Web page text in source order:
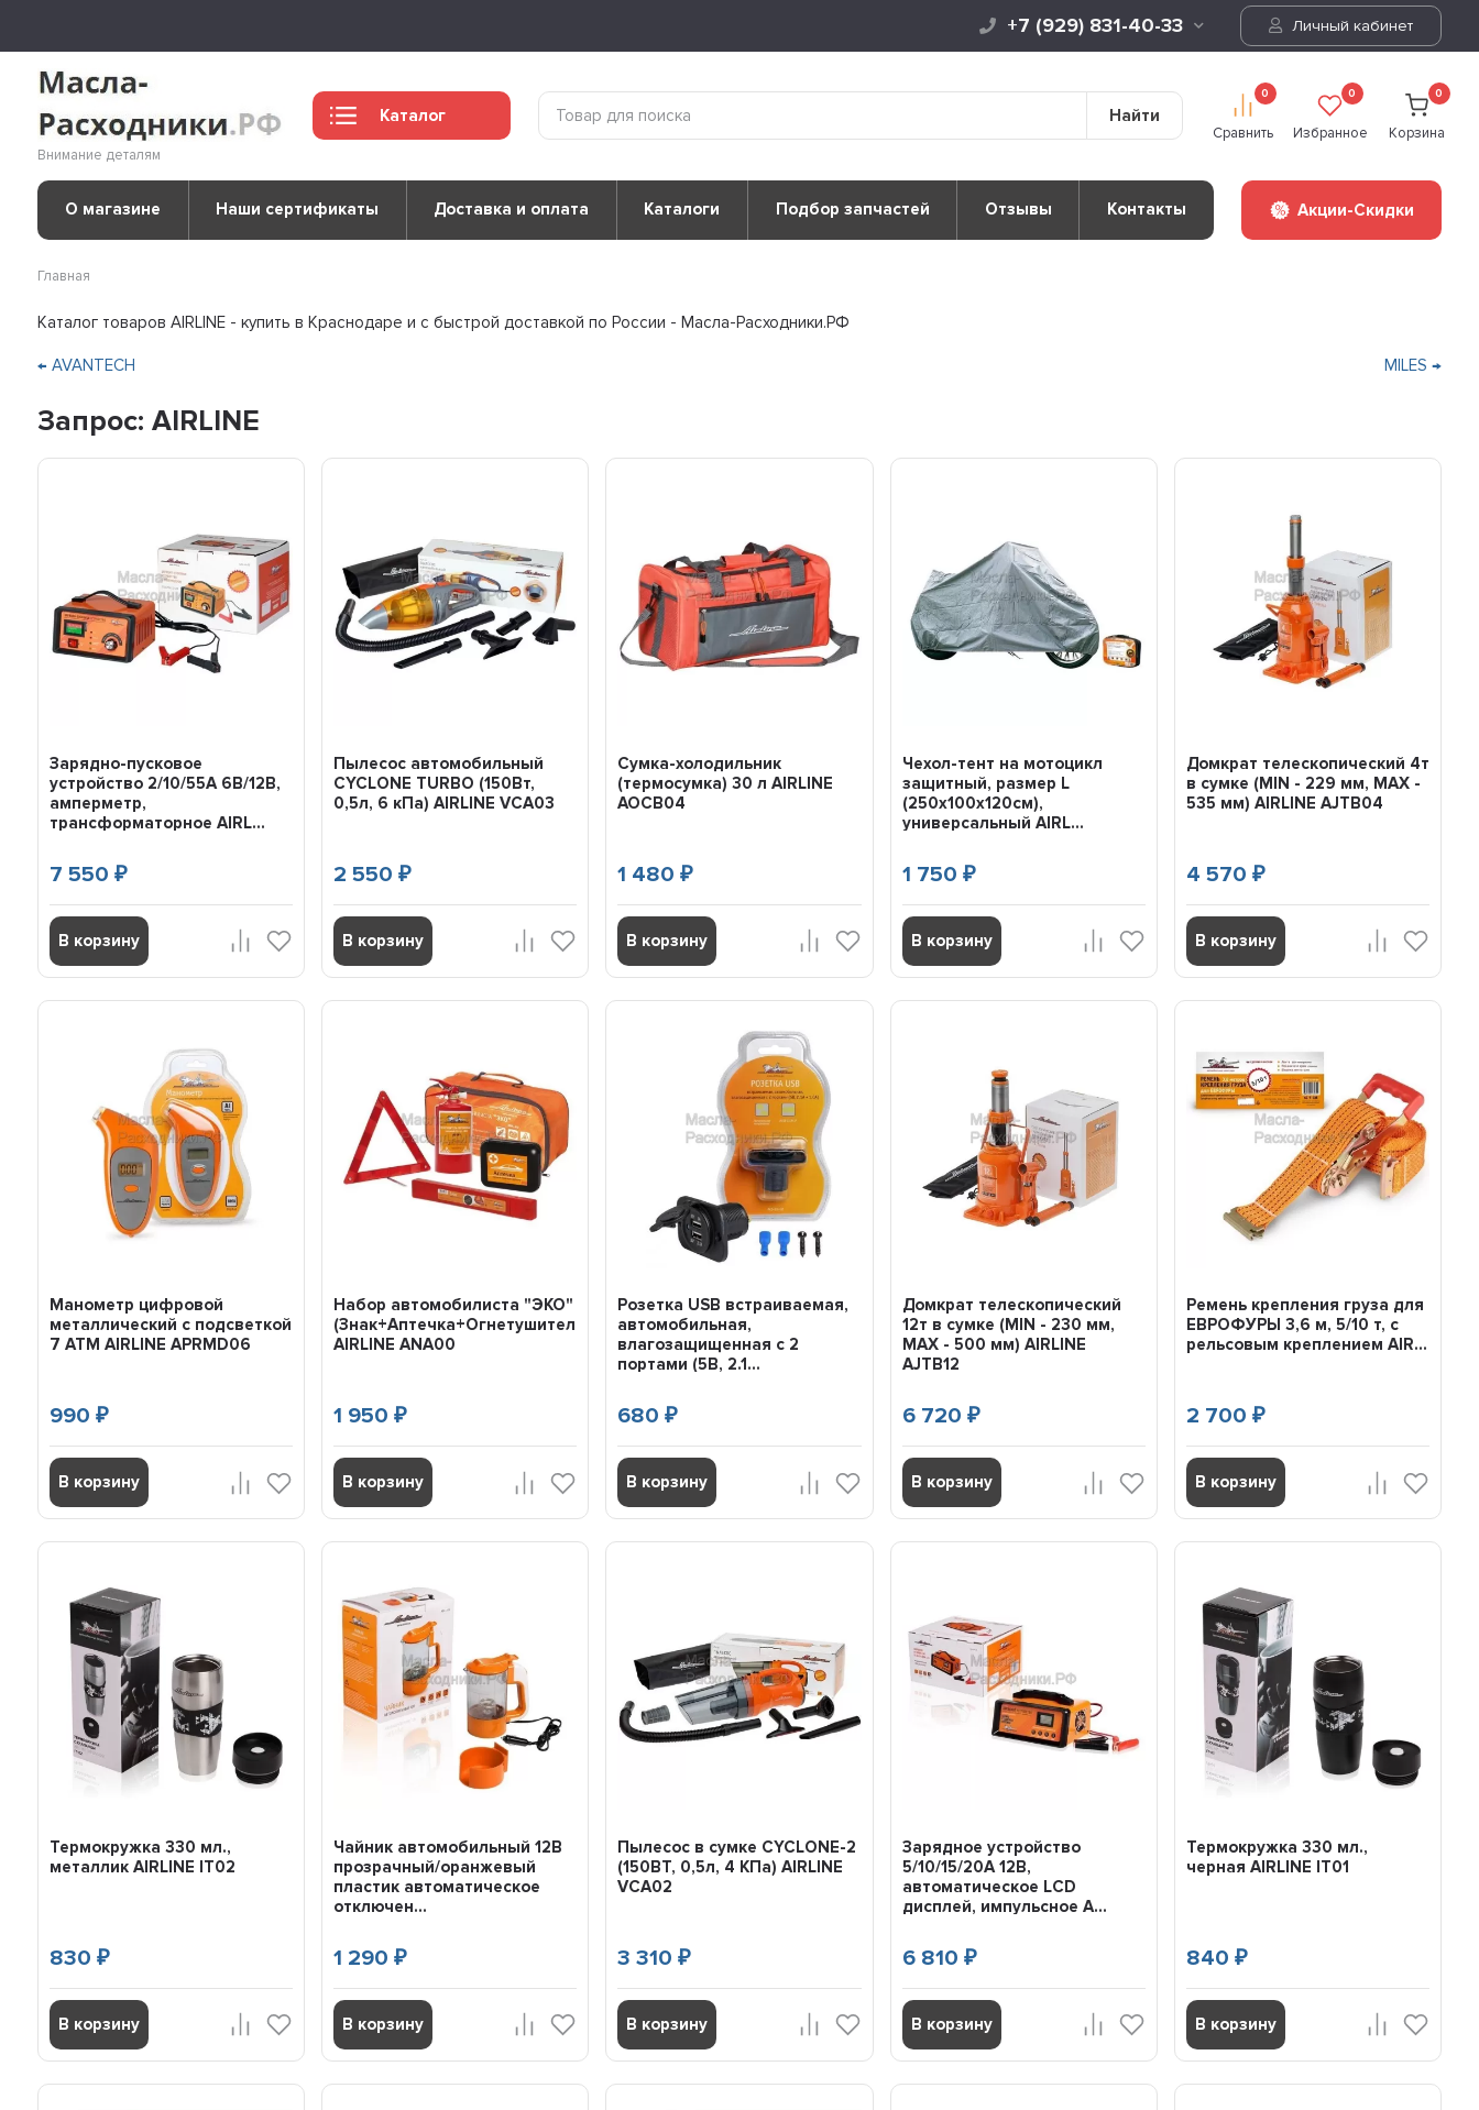
+7 (929) 831-40-33 Личный кабинет
Внимание деталям
Каталог Найти
0
Сравнить
0
Избранное
0
Корзина
О магазине Наши сертификаты Доставка и оплата Каталоги Подбор запчастей Отзывы Контакты Акции-Скидки
Главная
Каталог товаров AIRLINE - купить в Краснодаре и с быстрой доставкой по России - Масла-Расходники.РФ
MILES →
← AVANTECH
Запрос: AIRLINE
Зарядно-пусковое
устройство 2/10/55А 6В/12В,
амперметр,
трансформаторное AIRL...
7 550₽
В корзину
Пылесос автомобильный
CYCLONE TURBO (150Вт,
0,5л, 6 кПа) AIRLINE VCA03
2 550₽
В корзину
Сумка-холодильник
(термосумка) 30 л AIRLINE
AOCB04
1 480₽
В корзину
Чехол-тент на мотоцикл
защитный, размер L
(250х100х120см),
универсальный AIRL...
1 750 ₽
В корзину
Домкрат телескопический 4т
в сумке (MIN - 229 мм, MAX -
535 мм) AIRLINE AJTB04
4 570 ₽
В корзину
Манометр цифровой
металлический с подсветкой
7 АТМ AIRLINE APRMD06
990₽
В корзину
Набор автомобилиста "ЭКО"
(Знак+Аптечка+Огнетушитель)
AIRLINE ANA00
1 950₽
В корзину
Розетка USB встраиваемая,
автомобильная,
влагозащищенная с 2
портами (5В, 2.1...
680₽
В корзину
Домкрат телескопический
12т в сумке (MIN - 230 мм,
MAX - 500 мм) AIRLINE
AJTB12
6 720 ₽
В корзину
Ремень крепления груза для
ЕВРОФУРЫ 3,6 м, 5/10 т, с
рельсовым креплением AIR...
2 700 ₽
В корзину
Термокружка 330 мл.,
металлик AIRLINE IT02
830₽
В корзину
Чайник автомобильный 12В
прозрачный/оранжевый
пластик автоматическое
отключен...
1 290₽
В корзину
Пылесос в сумке CYCLONE-2
(150ВТ, 0,5л, 4 КПа) AIRLINE
VCA02
3 310₽
В корзину
Зарядное устройство
5/10/15/20А 12В,
автоматическое LCD
дисплей, импульсное A...
6 810 ₽
В корзину
Термокружка 330 мл.,
черная AIRLINE IT01
840 ₽
В корзину